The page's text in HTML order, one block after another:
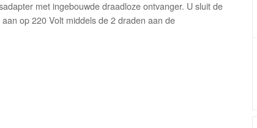
met ingebouwde draadloze ontvanger. U sluit de
op 220 Volt middels de 2 draden aan de